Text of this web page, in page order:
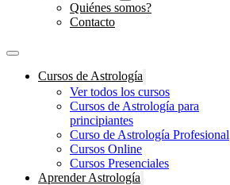
Quiénes somos?
Contacto
Cursos de Astrología
Ver todos los cursos
Cursos de Astrología para
principiantes
Curso de Astrología Profesional
Cursos Online
Cursos Presenciales
Aprender Astrología